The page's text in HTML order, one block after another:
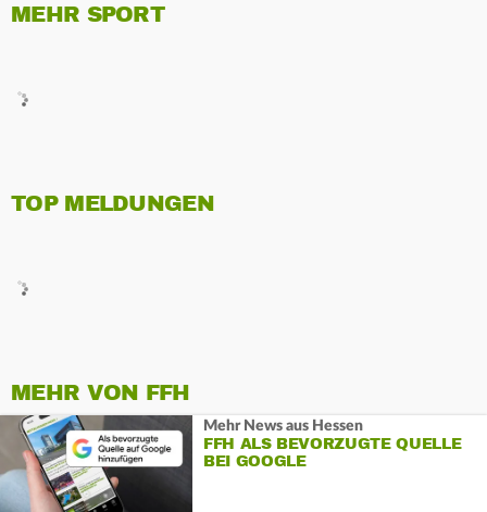
MEHR SPORT
TOP MELDUNGEN
MEHR VON FFH
Mehr News aus Hessen
FFH ALS BEVORZUGTE QUELLE
BEI GOOGLE